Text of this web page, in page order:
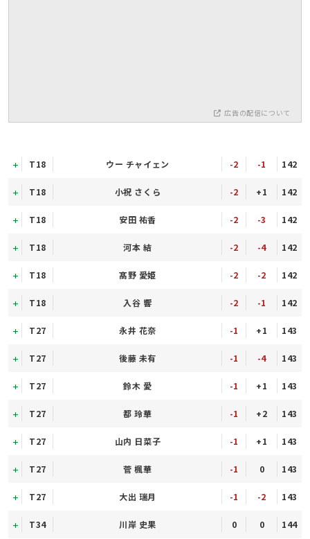
広告の配信について
T18 ウー チャイェン -2 -1 142
T18 小祝 さくら -2 +1 142
T18 安田 祐香 -2 -3 142
T18 河本 結 -2 -4 142
T18 髙野 愛姫 -2 -2 142
T18 入谷 響 -2 -1 142
T27 永井 花奈 -1 +1 143
T27 後藤 未有 -1 -4 143
T27 鈴木 愛 -1 +1 143
T27 都 玲華 -1 +2 143
T27 山内 日菜子 -1 +1 143
T27 菅 楓華 -1 0 143
T27 大出 瑞月 -1 -2 143
T34 川岸 史果 0 0 144